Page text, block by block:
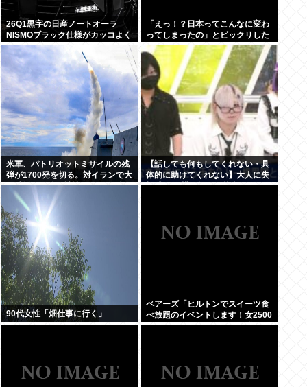
26Q1黒字の日産ノートオーラ
NISMOブラック仕様がカッコよく
てなんか悔しい
「えっ！？日本ってこんなに変わ
ってしまったの」とビックリした
こと
米軍、パトリオットミサイルの残
弾が1700発を切る。対イランで大
量消耗した分を補填するのに2年
以上かかる模様。
【話しても何もしてくれない・具
体的に助けてくれない】大人に失
望感 トー横に集まる若者
90代女性「畑仕事に行く」
ペアーズ「ヒルトンでスイーツ食
べ放題のイベントします！女2500
円男7000円！！！」→男が集まら